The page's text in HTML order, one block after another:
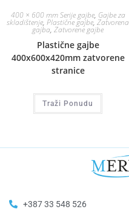
400 × 600 mm Serije gajbe, Gajbe za
skladištenje, Plastične gajbe,Zatvorena
gajba, Zatvorene gajbe
Plastične gajbe
400x600x420mm zatvorene
stranice
Traži Ponudu
+387 33 548 526